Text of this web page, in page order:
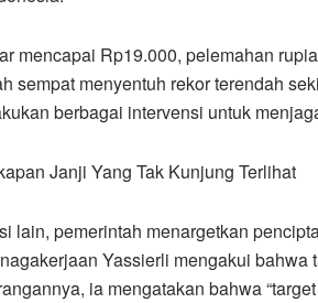
mencapai Rp19.000, pelemahan
sempat menyentuh rekor terendah
berbagai intervensi untuk
Janji Yang Tak Kunjung Terlihat
lain, pemerintah menargetkan
Yassierli mengakui
ia mengatakan bahwa